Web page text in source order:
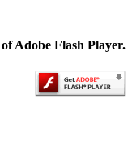
Adobe Flash Player.